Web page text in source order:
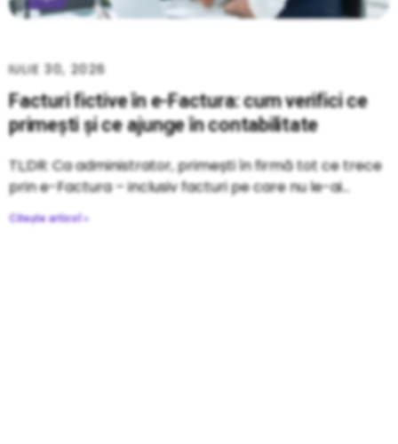
Facturi fictive în e-Factura: cum verifici ce
primești și ce ajunge în contabilitate
IULIE 30, 2026
TL;DR: Ca administrator, primești în firmă tot ce trece
prin e-Factura – inclusiv facturi pe care nu le-ai
Citește articol »